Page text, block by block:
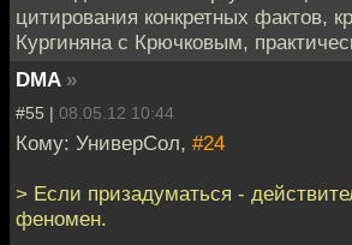
цитирования конкретных фактов,
Кургиняна с Крючковым,
DMA »
#55 | 08.05.12 10:44
Кому: УниверСол, #24
> Если призадуматься -
феномен.